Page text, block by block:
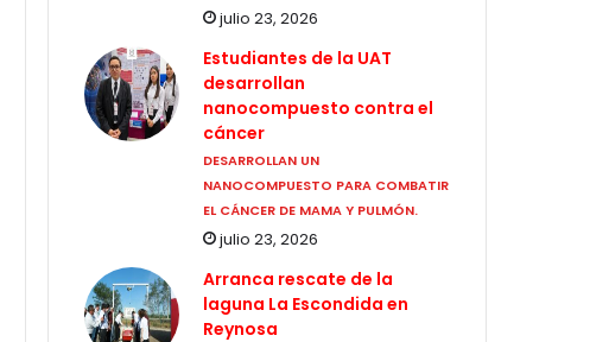
julio 23, 2026
Estudiantes de la UAT
desarrollan
nanocompuesto contra el
cáncer
DESARROLLAN UN
NANOCOMPUESTO PARA COMBATIR
EL CÁNCER DE MAMA Y PULMÓN.
julio 23, 2026
Arranca rescate de la
laguna La Escondida en
Reynosa